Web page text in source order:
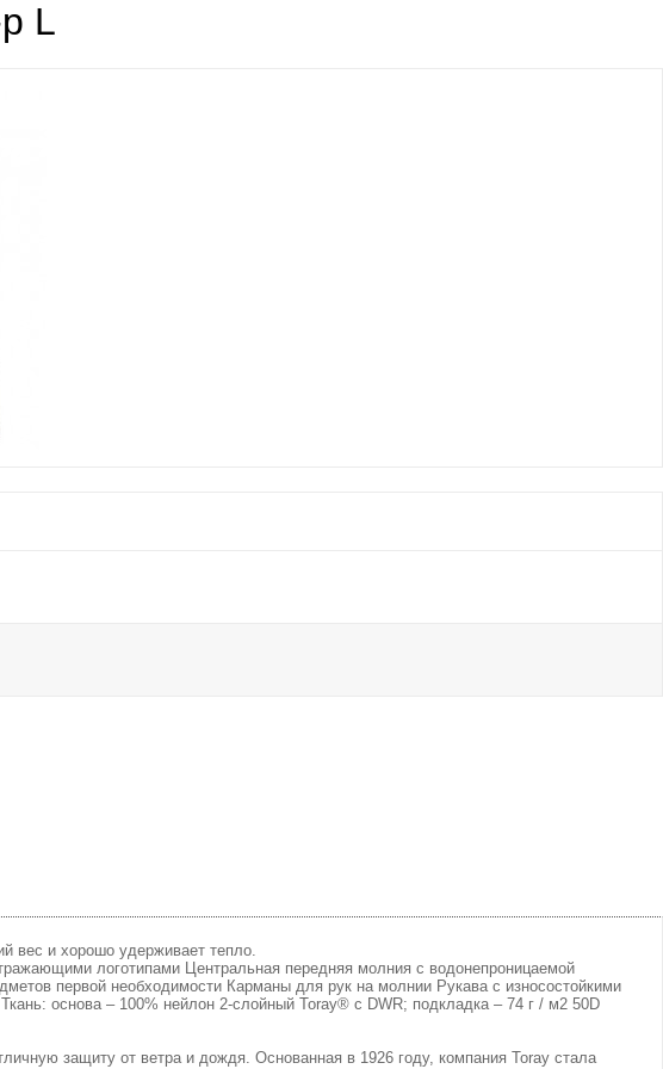
L
вес и хорошо удерживает тепло.
логотипами Центральная передняя молния с водонепроницаемой
первой необходимости Карманы для рук на молнии Рукава с износостойкими
основа – 100% нейлон 2-слойный Toray® с DWR; подкладка – 74 г / м2 50D
защиту от ветра и дождя. Основанная в 1926 году, компания Toray стала